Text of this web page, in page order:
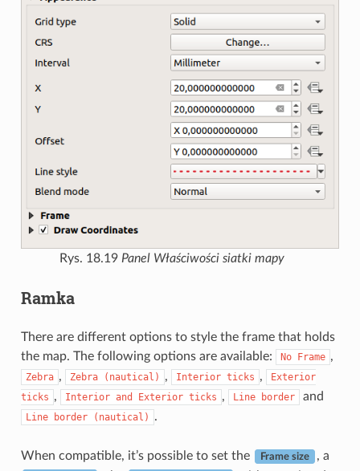
Rys. 18.19 Panel Właściwości siatki mapy
Ramka
There are different options to style the frame that holds
the map. The following options are available:
No Frame ,
Zebra , Zebra (nautical) , Interior ticks ,
Exterior
ticks , Interior and Exterior ticks , Line border and
Line border (nautical) .
When compatible, it’s possible to set the Frame size
, a